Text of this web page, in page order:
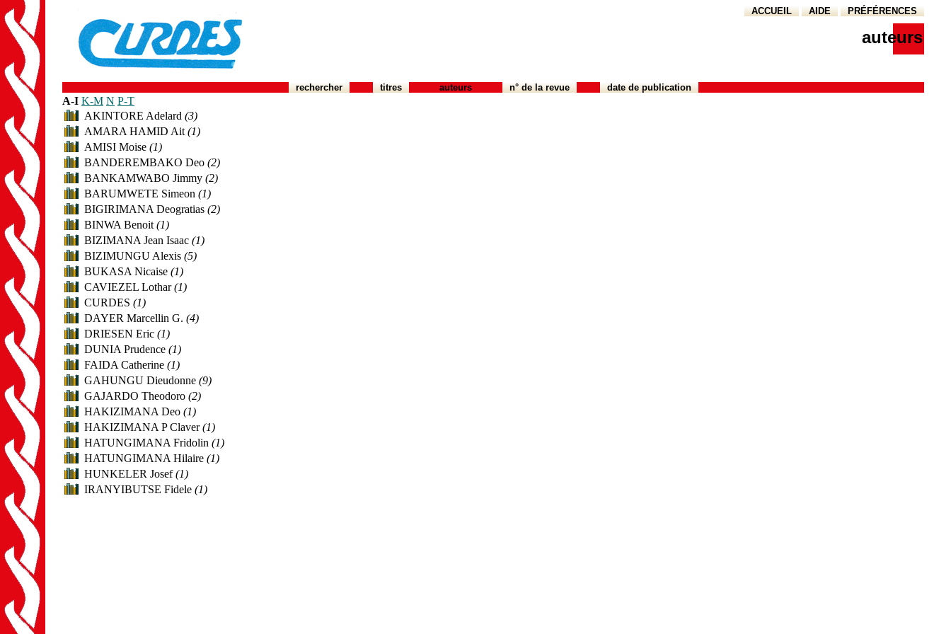
ACCUEIL AIDE PRÉFÉRENCES
auteurs
rechercher titres auteurs n° de la revue date de publication
A-I K-M N P-T
AKINTORE Adelard (3)
AMARA HAMID Ait (1)
AMISI Moise (1)
BANDEREMBAKO Deo (2)
BANKAMWABO Jimmy (2)
BARUMWETE Simeon (1)
BIGIRIMANA Deogratias (2)
BINWA Benoit (1)
BIZIMANA Jean Isaac (1)
BIZIMUNGU Alexis (5)
BUKASA Nicaise (1)
CAVIEZEL Lothar(1)
CURDES (1)
DAYER Marcellin G. (4)
DRIESEN Eric (1)
DUNIA Prudence (1)
FAIDA Catherine (1)
GAHUNGU Dieudonne (9)
GAJARDO Theodoro (2)
HAKIZIMANA Deo (1)
HAKIZIMANA P Claver(1)
HATUNGIMANA Fridolin (1)
HATUNGIMANA Hilaire (1)
HUNKELER Josef(1)
IRANYIBUTSE Fidele (1)